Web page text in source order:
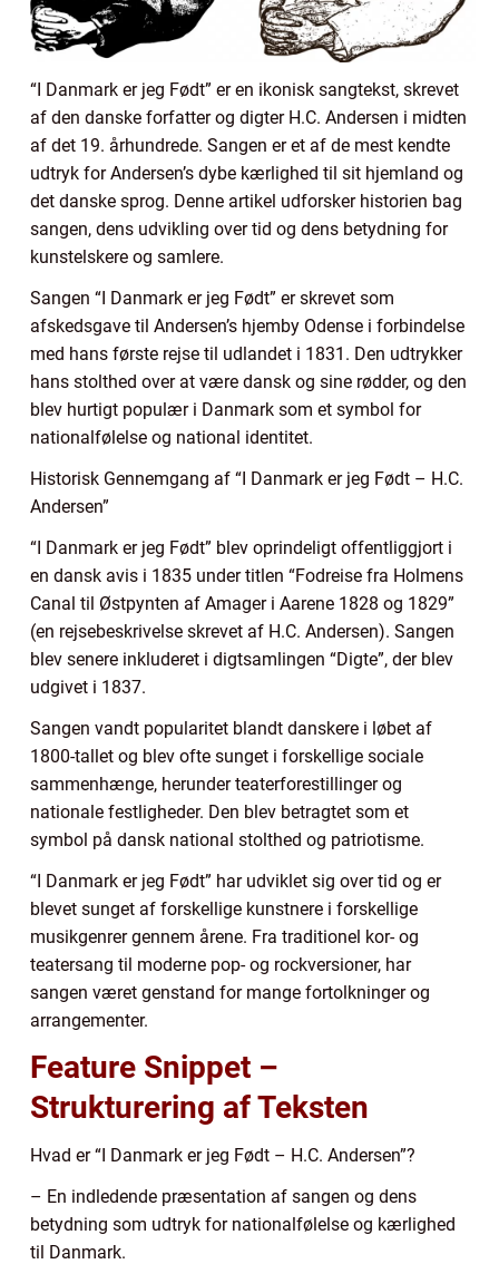
“I Danmark er jeg Født” er en ikonisk sangtekst, skrevet
af den danske forfatter og digter H.C. Andersen i midten
af det 19. århundrede. Sangen er et af de mest kendte
udtryk for Andersen’s dybe kærlighed til sit hjemland og
det danske sprog. Denne artikel udforsker historien bag
sangen, dens udvikling over tid og dens betydning for
kunstelskere og samlere.
Sangen “I Danmark er jeg Født” er skrevet som
afskedsgave til Andersen’s hjemby Odense i forbindelse
med hans første rejse til udlandet i 1831. Den udtrykker
hans stolthed over at være dansk og sine rødder, og den
blev hurtigt populær i Danmark som et symbol for
nationalfølelse og national identitet.
Historisk Gennemgang af “I Danmark er jeg Født – H.C.
Andersen”
“I Danmark er jeg Født” blev oprindeligt offentliggjort i
en dansk avis i 1835 under titlen “Fodreise fra Holmens
Canal til Østpynten af Amager i Aarene 1828 og 1829”
(en rejsebeskrivelse skrevet af H.C. Andersen). Sangen
blev senere inkluderet i digtsamlingen “Digte”, der blev
udgivet i 1837.
Sangen vandt popularitet blandt danskere i løbet af
1800-tallet og blev ofte sunget i forskellige sociale
sammenhænge, herunder teaterforestillinger og
nationale festligheder. Den blev betragtet som et
symbol på dansk national stolthed og patriotisme.
“I Danmark er jeg Født” har udviklet sig over tid og er
blevet sunget af forskellige kunstnere i forskellige
musikgenrer gennem årene. Fra traditionel kor- og
teatersang til moderne pop- og rockversioner, har
sangen været genstand for mange fortolkninger og
arrangementer.
Feature Snippet –
Strukturering af Teksten
Hvad er “I Danmark er jeg Født – H.C. Andersen”?
– En indledende præsentation af sangen og dens
betydning som udtryk for nationalfølelse og kærlighed
til Danmark.